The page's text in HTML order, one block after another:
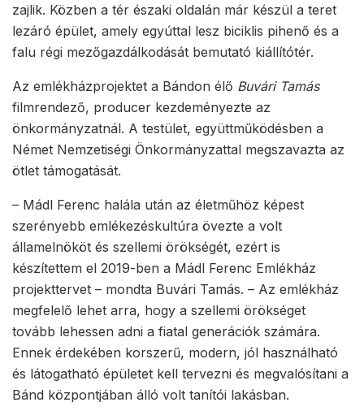
zajlik. Közben a tér északi oldalán már készül a teret
lezáró épület, amely egyúttal lesz biciklis pihenő és a
falu régi mezőgazdálkodását bemutató kiállítótér.
Az emlékházprojektet a Bándon élő Buvári Tamás
filmrendező, producer kezdeményezte az
önkormányzatnál. A testület, együttműködésben a
Német Nemzetiségi Önkormányzattal megszavazta az
ötlet támogatását.
– Mádl Ferenc halála után az életműhöz képest
szerényebb emlékezéskultúra övezte a volt
államelnököt és szellemi örökségét, ezért is
készítettem el 2019-ben a Mádl Ferenc Emlékház
projekttervet – mondta Buvári Tamás. – Az emlékház
megfelelő lehet arra, hogy a szellemi örökséget
tovább lehessen adni a fiatal generációk számára.
Ennek érdekében korszerű, modern, jól használható
és látogatható épületet kell tervezni és megvalósítani a
Bánd központjában álló volt tanítói lakásban.